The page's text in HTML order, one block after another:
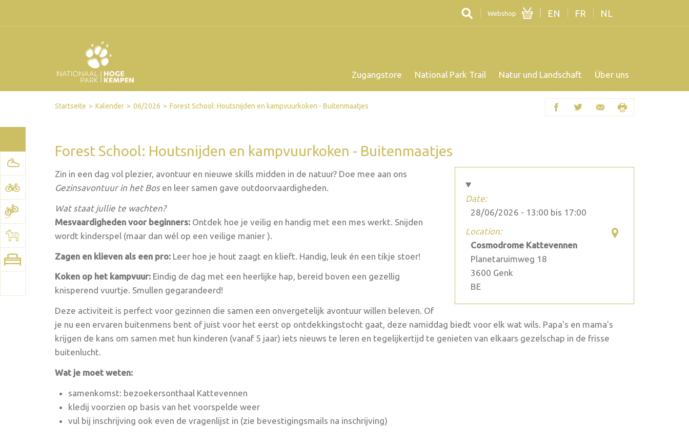
Webshop EN FR NL
Zugangstore National Park Trail Natur und Landschaft Über uns
Facebook
TwitterSend by email
Printer-friendly version
Startseite Kalender 06/2026 Forest School: Houtsnijden en kampvuurkoken - Buitenmaatjes
Forest School: Houtsnijden en kampvuurkoken - Buitenmaatjes
Date:
28/06/2026 - 13:00 bis 17:00
Location:
See map:
Google Maps
Cosmodrome Kattevennen
Planetaruimweg 18
3600 Genk
BE
Zin in een dag vol plezier, avontuur en nieuwe skills midden in de natuur? Doe mee aan ons
Gezinsavontuur in het Bosen leer samen gave outdoorvaardigheden.
Wat staat jullie te wachten?
Mesvaardigheden voor beginners: Ontdek hoe je veilig en handig met een mes werkt. Snijden
wordt kinderspel (maar dan wél op een veilige manier ).
Zagen en klieven als een pro: Leer hoe je hout zaagt en klieft. Handig, leuk én een tikje stoer!
Koken op het kampvuur: Eindig de dag met een heerlijke hap, bereid boven een gezellig
knisperend vuurtje. Smullen gegarandeerd!
Deze activiteit is perfect voor gezinnen die samen een onvergetelijk avontuur willen beleven. Of
je nu een ervaren buitenmens bent of juist voor het eerst op ontdekkingstocht gaat, deze namiddag biedt voor elk wat wils. Papa's en mama's
krijgen de kans om samen met hun kinderen (vanaf 5 jaar) iets nieuws te leren en tegelijkertijd te genieten van elkaars gezelschap in de frisse
buitenlucht.
Wat je moet weten:
samenkomst: bezoekersonthaal Kattevennen
kledij voorzien op basis van het voorspelde weer
vul bij inschrijving ook even de vragenlijst in (zie bevestigingsmails na inschrijving)